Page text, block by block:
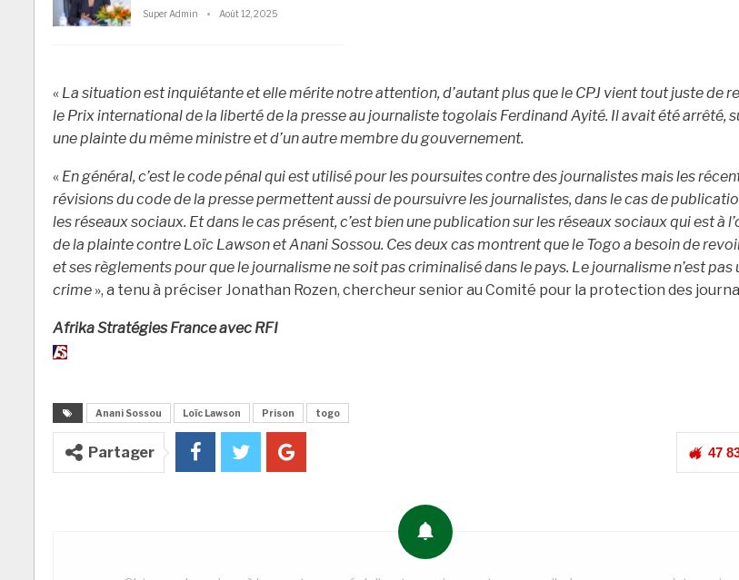
Super Admin Août 12, 2025
« La situation est inquiétante et elle mérite notre attention, d’autant plus que le CPJ vient tout juste de
le Prix international de la liberté de la presse au journaliste togolais Ferdinand Ayité. Il avait été arrêté,
une plainte du même ministre et d’un autre membre du gouvernement.
« En général, c’est le code pénal qui est utilisé pour les poursuites contre des journalistes mais les
révisions du code de la presse permettent aussi de poursuivre les journalistes, dans le cas de
les réseaux sociaux. Et dans le cas présent, c’est bien une publication sur les réseaux sociaux qui est à
de la plainte contre Loïc Lawson et Anani Sossou. Ces deux cas montrent que le Togo a besoin de
et ses règlements pour que le journalisme ne soit pas criminalisé dans le pays. Le journalisme n’est pas
crime », a tenu à préciser Jonathan Rozen, chercheur senior au Comité pour la protection des
Afrika Stratégies France avec RFI
Anani Sossou Loïc Lawson Prison togo
47
Partager